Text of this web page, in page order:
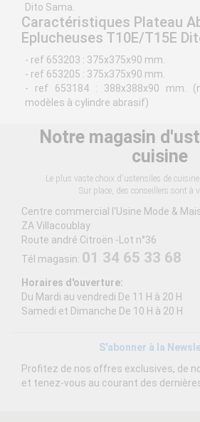
Dito Sama.
Caractéristiques Plateau
Eplucheuses T10E/T15E
- ref 653203 : 375x375x90 mm.
- ref 653205 : 375x375x90 mm.
- ref 653184 : 388x388x90 mm.
modèles à cylindre abrasif)
Notre magasin
cuisine
Le plus vaste choix d'ustensiles de
Sur place, des conseillers sont à
Centre commercial l'Usine Mode &
ZA Villacoublay
Route andré Citroën -Lot n°36
Tél magasin: 01 34 65 33 68
Horaires d'ouverture:
Du Mardi au vendredi De 11 H à 20 H
Samedi et Dimanche De 10 H à 20 H
S'abonner à la
Profitez de nos offres exclusives, de
et tenez-vous au courant des